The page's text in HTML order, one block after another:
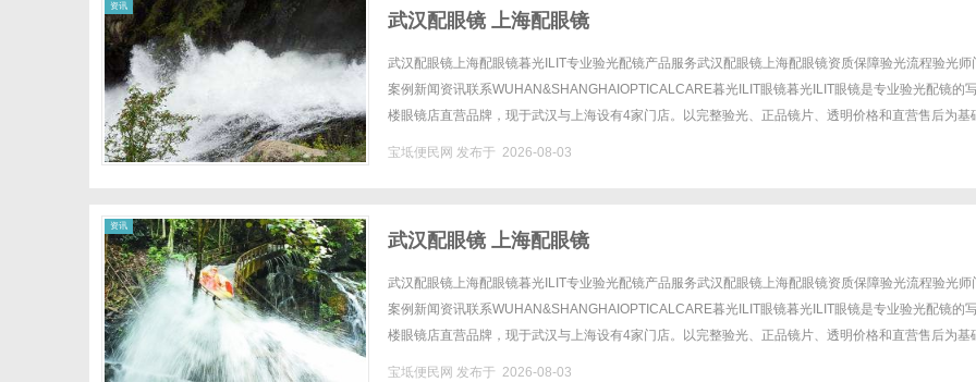
资讯
武汉配眼镜 上海配眼镜
武汉配眼镜上海配眼镜暮光ILIT专业验光配镜产品服务武汉配眼镜上海配眼镜资质保障验光流程验光师
案例新闻资讯联系WUHAN&SHANGHAIOPTICALCARE暮光ILIT眼镜暮光ILIT眼镜是专业验光配镜的
楼眼镜店直营品牌，现于武汉与上海设有4家门店。以完整验光、正品镜片、透明价格和直营售后为基
宝坻便民网 发布于 2026-08-03
资讯
武汉配眼镜 上海配眼镜
武汉配眼镜上海配眼镜暮光ILIT专业验光配镜产品服务武汉配眼镜上海配眼镜资质保障验光流程验光师
案例新闻资讯联系WUHAN&SHANGHAIOPTICALCARE暮光ILIT眼镜暮光ILIT眼镜是专业验光配镜的
楼眼镜店直营品牌，现于武汉与上海设有4家门店。以完整验光、正品镜片、透明价格和直营售后为基
宝坻便民网 发布于 2026-08-03